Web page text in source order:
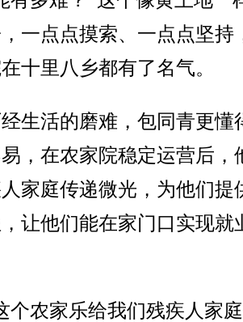
一点点摸索、一点点坚持
十里八乡都有了名气。
活的磨难，包同青更懂
，在农家院稳定运营后，
家庭传递微光，为他们提
让他们能在家门口实现就
农家乐给我们残疾人家